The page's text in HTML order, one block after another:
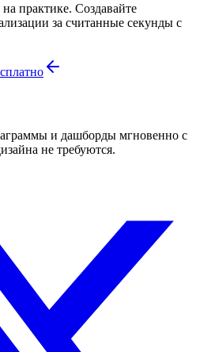
практике. Создавайте
за считанные секунды с
и дашборды мгновенно с
не требуются.